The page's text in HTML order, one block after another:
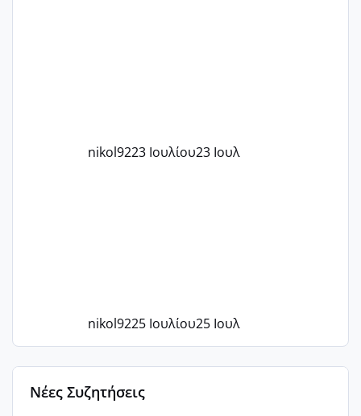
nikol9223 Ιουλίου23 Ιουλ
nikol9225 Ιουλίου25 Ιουλ
Νέες Συζητήσεις